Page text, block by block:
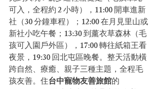
可入，全程約 2 小時），11:00 開車進新
社（30 分鐘車程）；12:00 在月見里山或
新社小吃午餐；13:30 到薰衣草森林（毛
孩可入園戶外區），17:00 轉往紙箱王看
夜景，19:30 回北屯區晚餐。整天活動橫
跨自然、療癒、親子三種主題，全程毛
孩友善。住台中寵物友善旅館的